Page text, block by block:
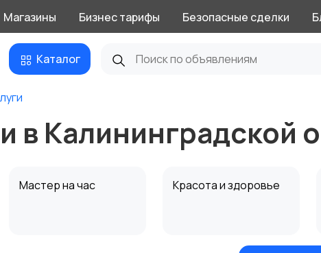
Магазины Бизнес тарифы Безопасные сделки
Каталог
в Калининградской
Мастер на час Красота и здоровье